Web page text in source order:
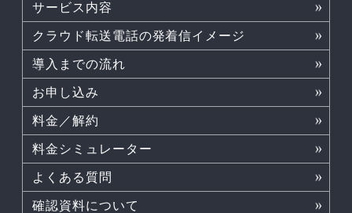
サービス内容
クラウド転送電話の発着信イメージ
導入までの流れ
お申し込み
料金／解約
料金シミュレーター
よくある質問
確認資料について